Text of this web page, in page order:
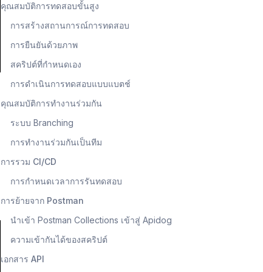
คุณสมบัติการทดสอบขั้นสูง
การสร้างสถานการณ์การทดสอบ
การยืนยันด้วยภาพ
สคริปต์ที่กำหนดเอง
การดำเนินการทดสอบแบบแบตช์
คุณสมบัติการทำงานร่วมกัน
ระบบ Branching
การทำงานร่วมกันเป็นทีม
การรวม CI/CD
การกำหนดเวลาการรันทดสอบ
การย้ายจาก Postman
นำเข้า Postman Collections เข้าสู่ Apidog
ความเข้ากันได้ของสคริปต์
เอกสาร API